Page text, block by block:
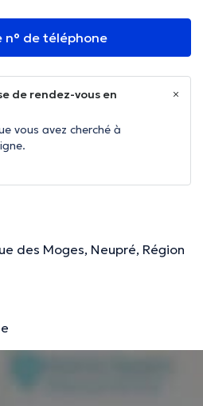
n° de téléphone
de rendez-vous en
vous avez cherché à
des Moges, Neupré, Région